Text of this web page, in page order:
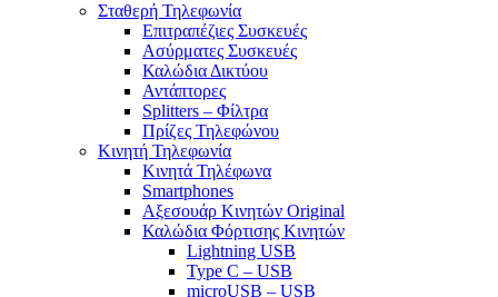
Σταθερή Τηλεφωνία
Επιτραπέζιες Συσκευές
Ασύρματες Συσκευές
Καλώδια Δικτύου
Αντάπτορες
Splitters – Φίλτρα
Πρίζες Τηλεφώνου
Κινητή Τηλεφωνία
Κινητά Τηλέφωνα
Smartphones
Αξεσουάρ Κινητών Original
Καλώδια Φόρτισης Κινητών
Lightning USB
Type C – USB
microUSB – USB